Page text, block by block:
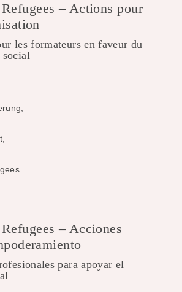
– Actions pour
les formateurs en faveur du
social
– Acciones
para apoyar el